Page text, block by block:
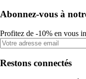
Abonnez-vous à
Profitez de -10% en vous
Restons connectés